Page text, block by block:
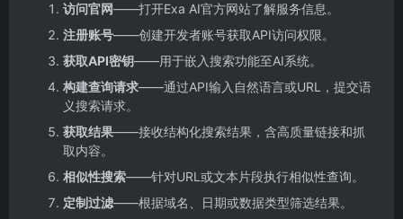
访问官网——打开Exa AI官方网站了解服务信息。
注册账号——创建开发者账号获取API访问权限。
获取API密钥——用于嵌入搜索功能至AI系统。
构建查询请求——通过API输入自然语言或URL，提交语
义搜索请求。
获取结果——接收结构化搜索结果，含高质量链接和抓
取内容。
相似性搜索——针对URL或文本片段执行相似性查询。
定制过滤——根据域名、日期或数据类型筛选结果。